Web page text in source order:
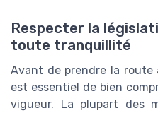
Respecter la
toute tranquillité
Avant de prendre la route
est essentiel de bien
vigueur. La plupart des